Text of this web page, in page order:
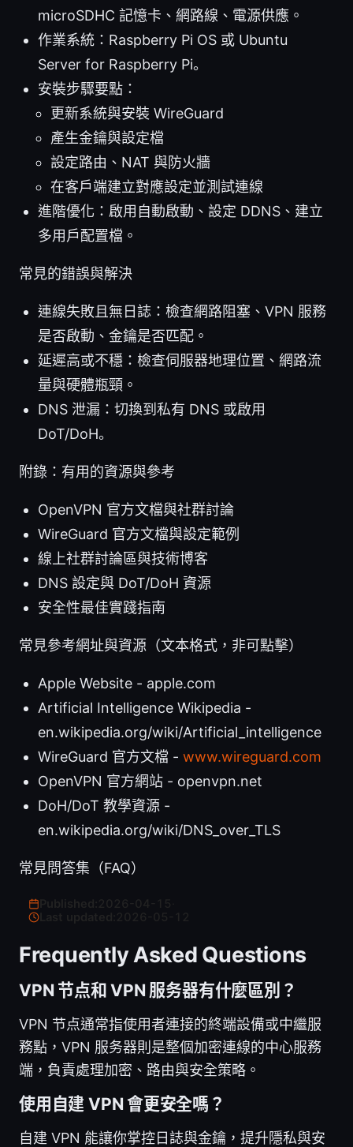
microSDHC 記憶卡、網路線、電源供應。
作業系統：Raspberry Pi OS 或 Ubuntu
Server for Raspberry Pi。
安裝步驟要點：
更新系統與安裝 WireGuard
產生金鑰與設定檔
設定路由、NAT 與防火牆
在客戶端建立對應設定並測試連線
進階優化：啟用自動啟動、設定 DDNS、建立
多用戶配置檔。
常見的錯誤與解決
連線失敗且無日誌：檢查網路阻塞、VPN 服務
是否啟動、金鑰是否匹配。
延遲高或不穩：檢查伺服器地理位置、網路流
量與硬體瓶頸。
DNS 泄漏：切換到私有 DNS 或啟用
DoT/DoH。
附錄：有用的資源與參考
OpenVPN 官方文檔與社群討論
WireGuard 官方文檔與設定範例
線上社群討論區與技術博客
DNS 設定與 DoT/DoH 資源
安全性最佳實踐指南
常見參考網址與資源（文本格式，非可點擊）
Apple Website - apple.com
Artificial Intelligence Wikipedia -
en.wikipedia.org/wiki/Artificial_intelligence
WireGuard 官方文檔 - www.wireguard.com
OpenVPN 官方網站 - openvpn.net
DoH/DoT 教學資源 -
en.wikipedia.org/wiki/DNS_over_TLS
常見問答集（FAQ）
Last updated:
Frequently Asked Questions
VPN 节点和 VPN 服务器有什麼區別？
VPN 节点通常指使用者連接的終端設備或中繼服
務點，VPN 服务器則是整個加密連線的中心服務
端，負責處理加密、路由與安全策略。
使用自建 VPN 會更安全嗎？
自建 VPN 能讓你掌控日誌與金鑰，提升隱私與安